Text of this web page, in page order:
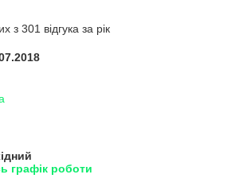
з 301 відгука за рік
графік роботи